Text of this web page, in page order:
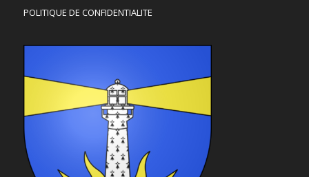
POLITIQUE DE CONFIDENTIALITE